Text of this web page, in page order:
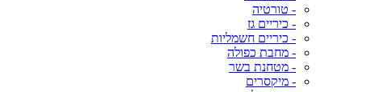
- טורטיה
- כיריים גז
- כיריים חשמליות
- מחבת כפולה
- מטחנת בשר
- מיקסרים